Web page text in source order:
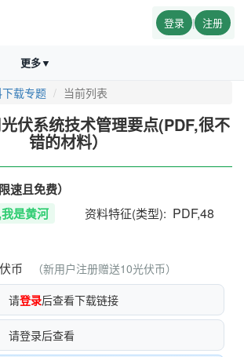
登录 | 注册
更多▼
载专题 当前列表
光伏系统技术管理要点(PDF,很不
错的材料）
速且免费）
是黄河 资料特征(类型): PDF,48
币 （新用户注册赠送10光伏币）
请登录后查看下载链接
请登录后查看